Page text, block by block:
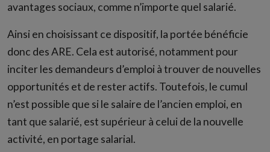
avantages sociaux, comme n’importe quel salarié.
Ainsi en choisissant ce dispositif, la portée bénéficie
donc des ARE. Cela est autorisé, notamment pour
inciter les demandeurs d’emploi à trouver de nouvelles
opportunités et de rester actifs. Toutefois, le cumul
n’est possible que si le salaire de l’ancien emploi, en
tant que salarié, est supérieur à celui de la nouvelle
activité, en portage salarial.